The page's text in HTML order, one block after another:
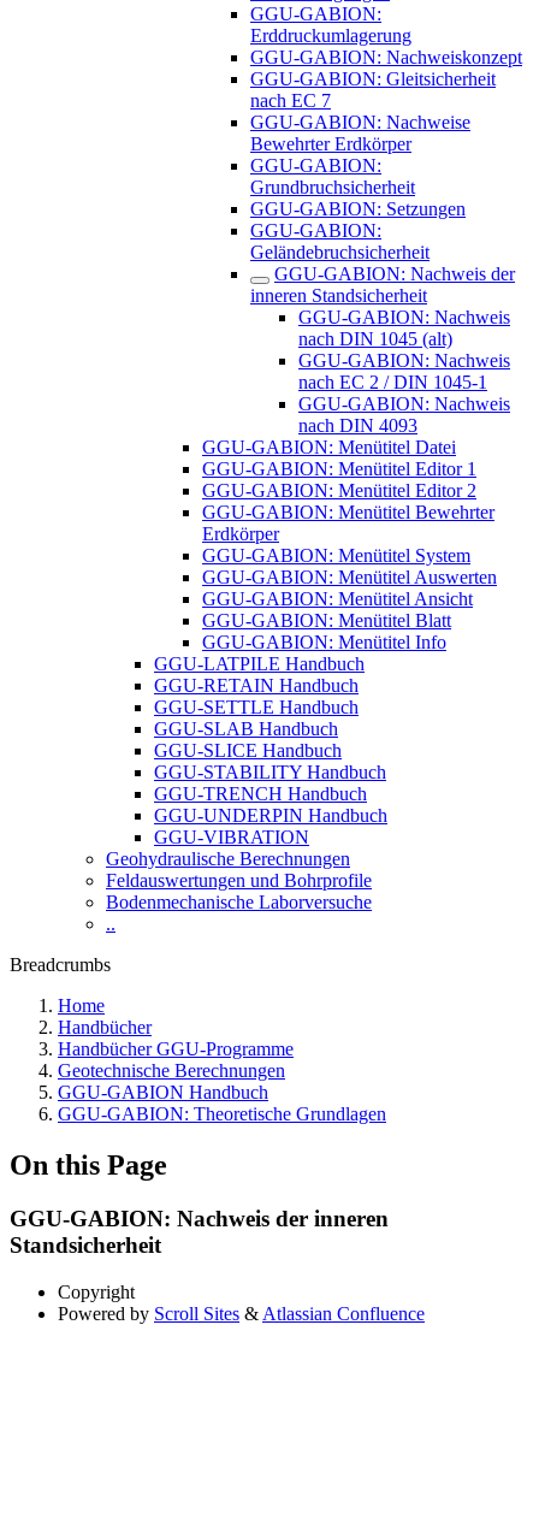
GGU-GABION:
Erddruckumlagerung
GGU-GABION: Nachweiskonzept
GGU-GABION: Gleitsicherheit
nach EC 7
GGU-GABION: Nachweise
Bewehrter Erdkörper
GGU-GABION:
Grundbruchsicherheit
GGU-GABION: Setzungen
GGU-GABION:
Geländebruchsicherheit
GGU-GABION: Nachweis der
inneren Standsicherheit
GGU-GABION: Nachweis
nach DIN 1045 (alt)
GGU-GABION: Nachweis
nach EC 2 / DIN 1045-1
GGU-GABION: Nachweis
nach DIN 4093
GGU-GABION: Menütitel Datei
GGU-GABION: Menütitel Editor 1
GGU-GABION: Menütitel Editor 2
GGU-GABION: Menütitel Bewehrter
Erdkörper
GGU-GABION: Menütitel System
GGU-GABION: Menütitel Auswerten
GGU-GABION: Menütitel Ansicht
GGU-GABION: Menütitel Blatt
GGU-GABION: Menütitel Info
GGU-LATPILE Handbuch
GGU-RETAIN Handbuch
GGU-SETTLE Handbuch
GGU-SLAB Handbuch
GGU-SLICE Handbuch
GGU-STABILITY Handbuch
GGU-TRENCH Handbuch
GGU-UNDERPIN Handbuch
GGU-VIBRATION
Geohydraulische Berechnungen
Feldauswertungen und Bohrprofile
Bodenmechanische Laborversuche
..
Breadcrumbs
Home
Handbücher
Handbücher GGU-Programme
Geotechnische Berechnungen
GGU-GABION Handbuch
GGU-GABION: Theoretische Grundlagen
On this Page
GGU-GABION: Nachweis der inneren
Standsicherheit
Copyright
Powered by Scroll Sites & Atlassian Confluence